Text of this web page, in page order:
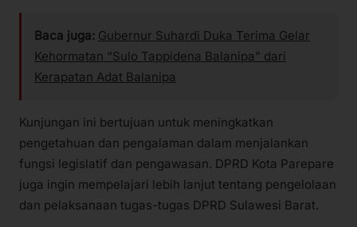
Baca juga: Gubernur Suhardi Duka Terima Gelar
Kehormatan “Sulo Tappidena Balanipa” dari
Kerapatan Adat Balanipa
Kunjungan ini bertujuan untuk meningkatkan
pengetahuan dan pengalaman dalam menjalankan
fungsi legislatif dan pengawasan. DPRD Kota Parepare
juga ingin mempelajari lebih lanjut tentang pengelolaan
dan pelaksanaan tugas-tugas DPRD Sulawesi Barat.